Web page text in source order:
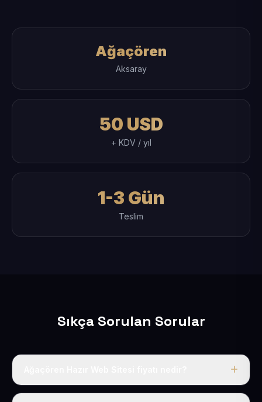
Ağaçören
Aksaray
50 USD
+ KDV / yıl
1-3 Gün
Teslim
Sıkça Sorulan Sorular
Tek fiyat uygulanır: yıllık 50 USD + KDV. Bu bedele alan